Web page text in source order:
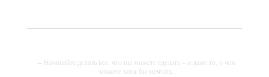
-- Начинайте делать все, что вы можете сделать – и даже то, о чем
можете хотя бы мечтать.